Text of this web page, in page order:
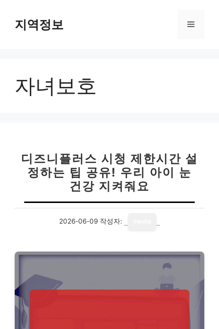
지역정보 메
자녀보호
디즈니플러스 시청 제한시간 설
정하는 팁 공유! 우리 아이 눈
건강 지켜줘요
2026-06-09 작성자: